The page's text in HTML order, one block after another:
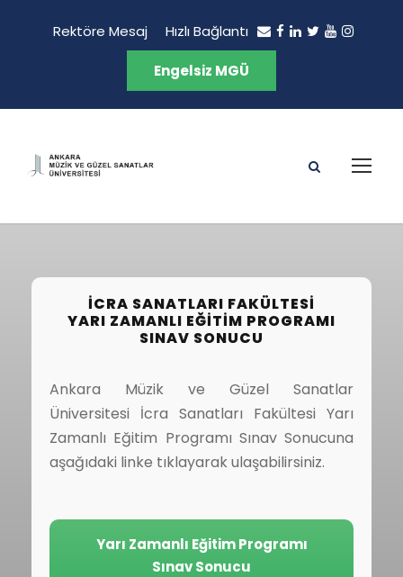
Rektöre Mesaj Hızlı Bağlantı
Engelsiz MGÜ
İCRA SANATLARI FAKÜLTESI
YARI ZAMANLI EĞITIM PROGRAMI
SINAV SONUCU
Ankara Müzik ve Güzel Sanatlar
Üniversitesi İcra Sanatları Fakültesi Yarı
Zamanlı Eğitim Programı Sınav Sonucuna
aşağıdaki linke tıklayarak ulaşabilirsiniz.
Yarı Zamanlı Eğitim Programı
Sınav Sonucu